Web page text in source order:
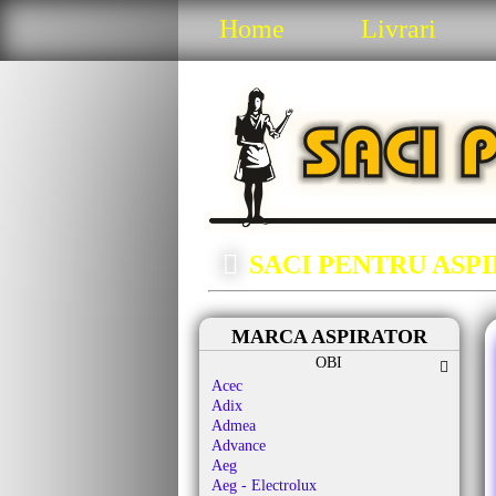
Home Livrari
SACI PENTRU
MARCA ASPIRATOR
OBI
Acec
Adix
Admea
Advance
Aeg
Aeg - Electrolux